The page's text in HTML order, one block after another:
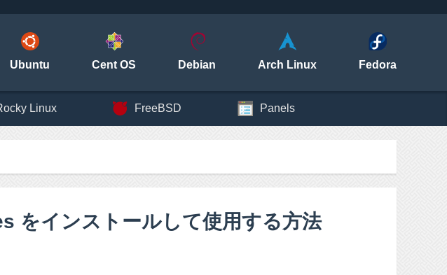
Ubuntu Cent OS Debian Arch Linux Fedora
Linux FreeBSD Panels
をインストールして使用する方法